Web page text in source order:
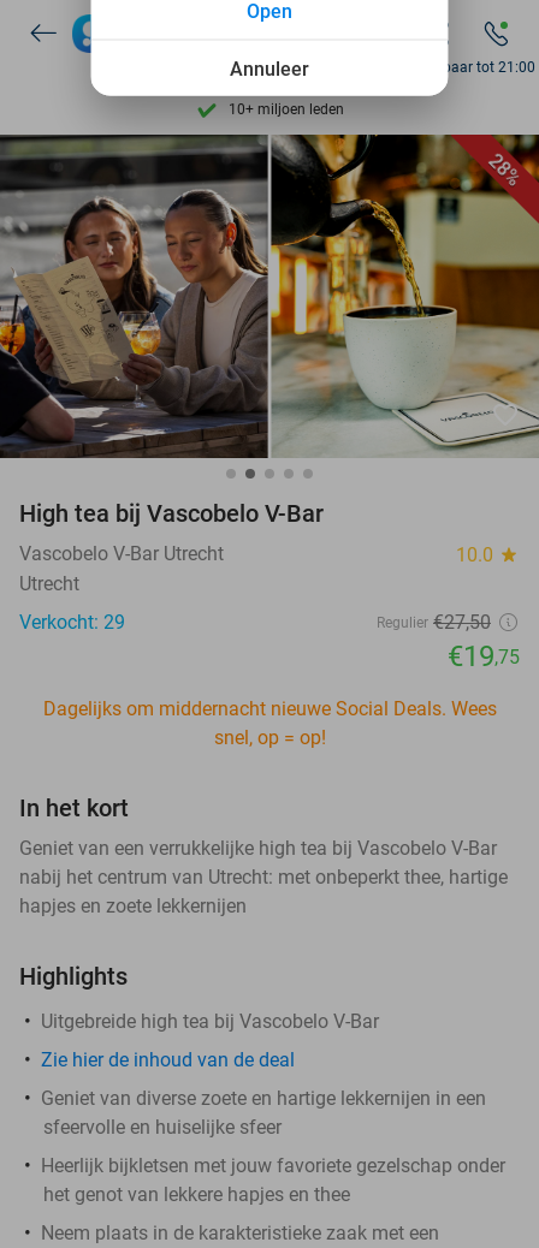
7 dagen per week beschikbaar
10+ miljoen leden
9,4 op basis van
Ontdek 15.000+ deals
7 dagen per week beschikbaar
10+ miljoen leden
Bereikbaar tot 21:00
28%
favorite_border
High tea bij Vascobelo V-Bar
Vascobelo V-Bar Utrecht 10.0 star
Utrecht
Verkocht: 29
Regulier €27,50
€19,75
Dagelijks om middernacht nieuwe Social Deals. Wees
snel, op = op!
In het kort
Geniet van een verrukkelijke high tea bij Vascobelo V-Bar
nabij het centrum van Utrecht: met onbeperkt thee, hartige
hapjes en zoete lekkernijen
Highlights
Uitgebreide high tea bij Vascobelo V-Bar
Zie hier de inhoud van de deal
Geniet van diverse zoete en hartige lekkernijen in een
sfeervolle en huiselijke sfeer
Heerlijk bijkletsen met jouw favoriete gezelschap onder
het genot van lekkere hapjes en thee
Neem plaats in de karakteristieke zaak met een
Annuleer
Open